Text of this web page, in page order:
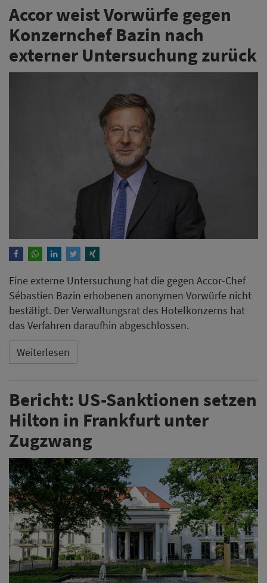
Accor weist Vorwürfe gegen
Konzernchef Bazin nach
externer Untersuchung zurück
Eine externe Untersuchung hat die gegen Accor-Chef
Sébastien Bazin erhobenen anonymen Vorwürfe nicht
bestätigt. Der Verwaltungsrat des Hotelkonzerns hat
das Verfahren daraufhin abgeschlossen.
Weiterlesen
Bericht: US-Sanktionen setzen
Hilton in Frankfurt unter
Zugzwang